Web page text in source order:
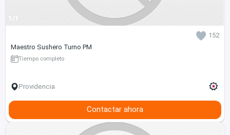
1/1
152
Maestro Sushero Turno PM
Tiempo completo
Providencia
Contactar ahora